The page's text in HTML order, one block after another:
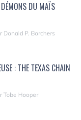
DU MAÏS
Donald P. Borchers
: THE TEXAS CHAIN
Tobe Hooper